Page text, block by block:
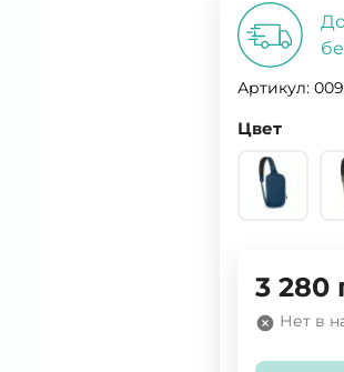
Артикул:
Цвет
3 280
Нет в